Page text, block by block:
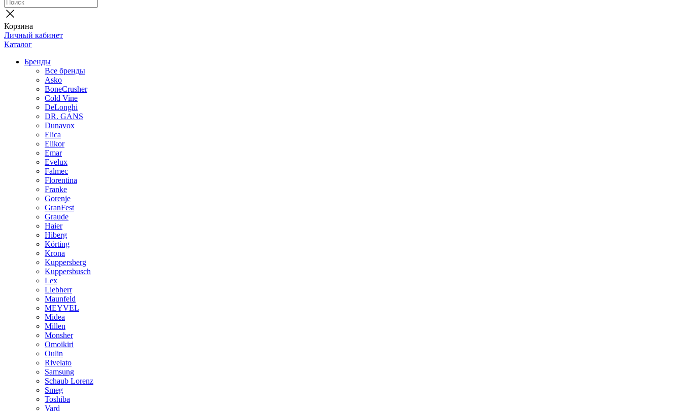
Корзина
Личный кабинет
Каталог
Бренды
Все бренды
Asko
BoneCrusher
Cold Vine
DeLonghi
DR. GANS
Dunavox
Elica
Elikor
Emar
Evelux
Falmec
Florentina
Franke
Gorenje
GranFest
Graude
Haier
Hiberg
Körting
Krona
Kuppersberg
Kuppersbusch
Lex
Liebherr
Maunfeld
MEYVEL
Midea
Millen
Monsher
Omoikiri
Oulin
Rivelato
Samsung
Schaub Lorenz
Smeg
Toshiba
Vard